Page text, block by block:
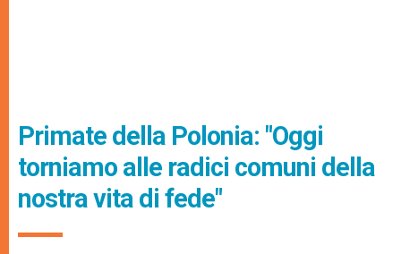
Primate della Polonia: "Oggi
torniamo alle radici comuni della
nostra vita di fede"